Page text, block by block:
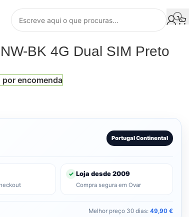
BK 4G Dual SIM Preto
por encomenda
Portugal Continental
✓ Loja desde 2009
Compra segura em Ovar
Melhor preço 30 dias: 49,90 €